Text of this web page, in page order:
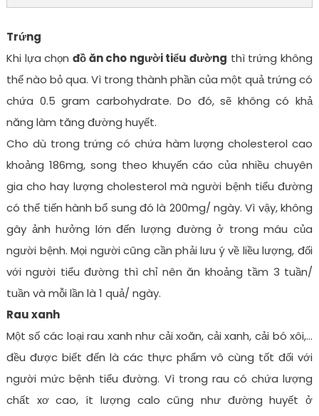
Trứng
Khi lựa chọn đồ ăn cho người tiểu đường thì trứng không
thể nào bỏ qua. Vì trong thành phần của một quả trứng có
chứa 0.5 gram carbohydrate. Do đó, sẽ không có khả
năng làm tăng đường huyết.
Cho dù trong trứng có chứa hàm lượng cholesterol cao
khoảng 186mg, song theo khuyến cáo của nhiều chuyên
gia cho hay lượng cholesterol mà người bệnh tiểu đường
có thể tiến hành bổ sung đó là 200mg/ ngày. Vì vậy, không
gây ảnh hưởng lớn đến lượng đường ở trong máu của
người bệnh. Mọi người cũng cần phải lưu ý về liều lượng, đối
với người tiểu đường thì chỉ nên ăn khoảng tầm 3 tuần/
tuần và mỗi lần là 1 quả/ ngày.
Rau xanh
Một số các loại rau xanh như cải xoăn, cải xanh, cải bó xôi,…
đều được biết đến là các thực phẩm vô cùng tốt đối với
người mức bệnh tiểu đường. Vì trong rau có chứa lượng
chất xơ cao, ít lượng calo cũng như đường huyết ở